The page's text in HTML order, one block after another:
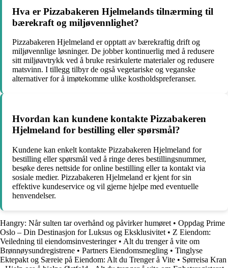
Hva er Pizzabakeren Hjelmelands tilnærming til
bærekraft og miljøvennlighet?
Pizzabakeren Hjelmeland er opptatt av bærekraftig drift og
miljøvennlige løsninger. De jobber kontinuerlig med å redusere
sitt miljøavtrykk ved å bruke resirkulerte materialer og redusere
matsvinn. I tillegg tilbyr de også vegetariske og veganske
alternativer for å imøtekomme ulike kostholdspreferanser.
Hvordan kan kundene kontakte Pizzabakeren
Hjelmeland for bestilling eller spørsmål?
Kundene kan enkelt kontakte Pizzabakeren Hjelmeland for
bestilling eller spørsmål ved å ringe deres bestillingsnummer,
besøke deres nettside for online bestilling eller ta kontakt via
sosiale medier. Pizzabakeren Hjelmeland er kjent for sin
effektive kundeservice og vil gjerne hjelpe med eventuelle
henvendelser.
Hangry: Når sulten tar overhånd og påvirker humøret • Oppdag Prime
Oslo – Din Destinasjon for Luksus og Eksklusivitet • Z Eiendom:
Veiledning til eiendomsinvesteringer• Alt du trenger å vite om
Brønnøysundregistrene • Partners Eiendomsmegling • Tinglyse
Ektepakt og Særeie på Eiendom: Alt du Trenger å Vite • Sørreisa Kran